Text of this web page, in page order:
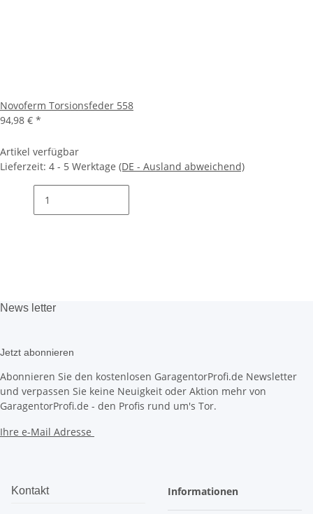
Novoferm Torsionsfeder 558
94,98 € *
Artikel verfügbar
Lieferzeit: 4 - 5 Werktage (DE - Ausland abweichend)
News letter
Jetzt abonnieren
Abonnieren Sie den kostenlosen GaragentorProfi.de Newsletter
und verpassen Sie keine Neuigkeit oder Aktion mehr von
GaragentorProfi.de - den Profis rund um's Tor.
Ihre e-Mail Adresse
Kontakt Informationen